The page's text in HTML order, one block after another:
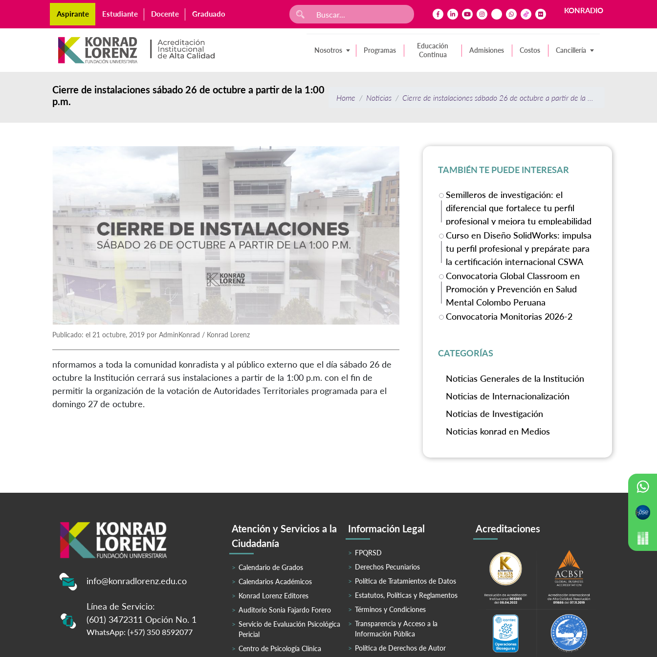
Aspirante Estudiante Docente Graduado KONRADIO
Nosotros Programas
Educación
Continua
Admisiones Costos Cancillería
Cierre de instalaciones sábado 26 de octubre a partir de la 1:00
p.m.
Home Noticias Cierre de instalaciones sábado 26 de octubre a partir de la 1:00 p.m.
Publicado: el 21 octubre, 2019 por AdminKonrad / Konrad Lorenz
nformamos a toda la comunidad konradista y al público externo que el día sábado 26 de
octubre la Institución cerrará sus instalaciones a partir de la 1:00 p.m. con el fin de
permitir la organización de la votación de Autoridades Territoriales programada para el
domingo 27 de octubre.
TAMBIÉN TE PUEDE INTERESAR
Semilleros de investigación: el
diferencial que fortalece tu perfil
profesional y mejora tu empleabilidad
Curso en Diseño SolidWorks: impulsa
tu perfil profesional y prepárate para
la certificación internacional CSWA
Convocatoria Global Classroom en
Promoción y Prevención en Salud
Mental Colombo Peruana
Convocatoria Monitorias 2026-2
CATEGORÍAS
Noticias Generales de la Institución
Noticias de Internacionalización
Noticias de Investigación
Noticias konrad en Medios
info@konradlorenz.edu.co
Línea de Servicio:
(601) 3472311 Opción No. 1
WhatsApp: (+57) 350 8592077
Atención y Servicios a la
Ciudadanía
Calendario de Grados
Calendarios Académicos
Konrad Lorenz Editores
Auditorio Sonia Fajardo Forero
Servicio de Evaluación Psicológica
Pericial
Centro de Psicología Clínica
Información Legal
FPQRSD
Derechos Pecuniarios
Política de Tratamientos de Datos
Estatutos, Políticas y Reglamentos
Términos y Condiciones
Transparencia y Acceso a la
Información Pública
Política de Derechos de Autor
Acreditaciones